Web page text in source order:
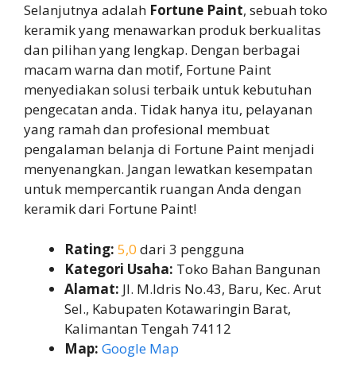
Selanjutnya adalah Fortune Paint, sebuah toko
keramik yang menawarkan produk berkualitas
dan pilihan yang lengkap. Dengan berbagai
macam warna dan motif, Fortune Paint
menyediakan solusi terbaik untuk kebutuhan
pengecatan anda. Tidak hanya itu, pelayanan
yang ramah dan profesional membuat
pengalaman belanja di Fortune Paint menjadi
menyenangkan. Jangan lewatkan kesempatan
untuk mempercantik ruangan Anda dengan
keramik dari Fortune Paint!
Rating: 5,0 dari 3 pengguna
Kategori Usaha: Toko Bahan Bangunan
Alamat: Jl. M.Idris No.43, Baru, Kec. Arut
Sel., Kabupaten Kotawaringin Barat,
Kalimantan Tengah 74112
Map: Google Map